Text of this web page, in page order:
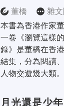
董橋 雜
本書為香港作家
一卷《瀏覽這樣
錄》是董橋在香
結集，分為閱讀
人物交遊幾大類
月光還是少